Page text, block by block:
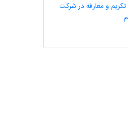
تکریم و معارفه در شرکت